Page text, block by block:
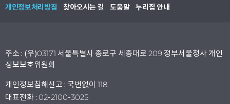
개인정보처리방침 찾아오시는 길 도움말 누리집 안내
주소 : (우)03171 서울특별시 종로구 세종대로 209 정부서울청사 개인
정보보호위원회
개인정보침해신고 : 국번없이 118
대표전화 : 02-2100-3025